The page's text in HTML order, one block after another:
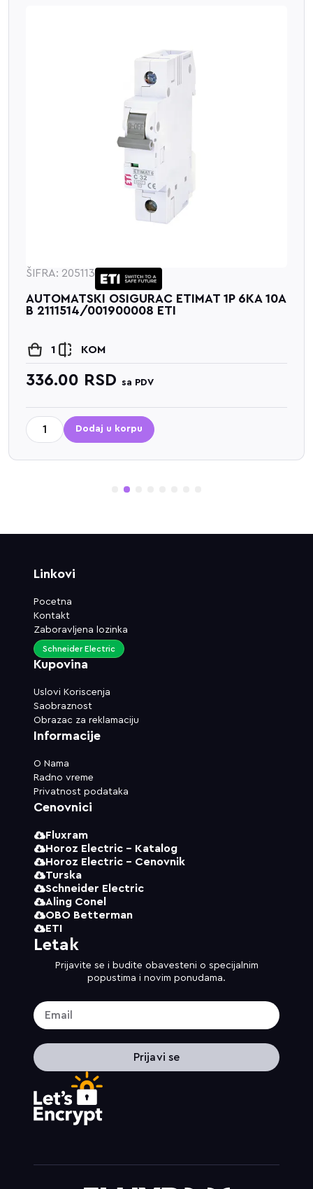
ŠIFRA: 205113
AUTOMATSKI OSIGURAC ETIMAT 1P 6KA 10A
B 2111514/001900008 ETI
1 KOM
336.00 RSD sa PDV
Dodaj u korpu
5
Linkovi
Pocetna
Kontakt
Zaboravljena lozinka
Kupovina
Uslovi Koriscenja
Saobraznost
Obrazac za reklamaciju
Schneider Electric
Informacije
O Nama
Radno vreme
Privatnost podataka
Cenovnici
Fluxram
Horoz Electric - Katalog
Horoz Electric - Cenovnik
Turska
Schneider Electric
Aling Conel
OBO Betterman
ETI
Letak
Prijavite se i budite obavesteni o specijalnim
popustima i novim ponudama.
Prijavi se